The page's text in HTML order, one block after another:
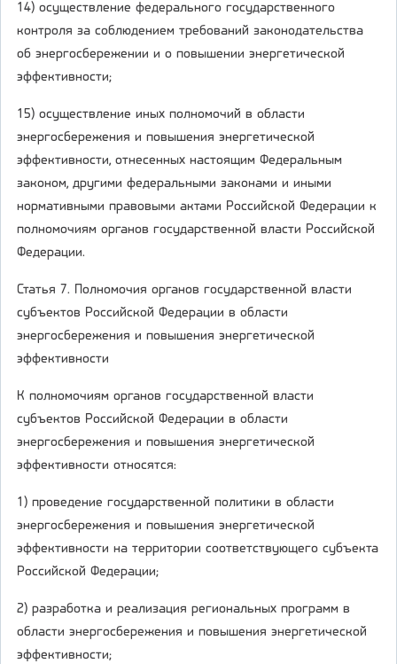
14) осуществление федерального государственного
контроля за соблюдением требований законодательства
об энергосбережении и о повышении энергетической
эффективности;
15) осуществление иных полномочий в области
энергосбережения и повышения энергетической
эффективности, отнесенных настоящим Федеральным
законом, другими федеральными законами и иными
нормативными правовыми актами Российской Федерации к
полномочиям органов государственной власти Российской
Федерации.
Статья 7. Полномочия органов государственной власти
субъектов Российской Федерации в области
энергосбережения и повышения энергетической
эффективности
К полномочиям органов государственной власти
субъектов Российской Федерации в области
энергосбережения и повышения энергетической
эффективности относятся:
1) проведение государственной политики в области
энергосбережения и повышения энергетической
эффективности на территории соответствующего субъекта
Российской Федерации;
2) разработка и реализация региональных программ в
области энергосбережения и повышения энергетической
эффективности;